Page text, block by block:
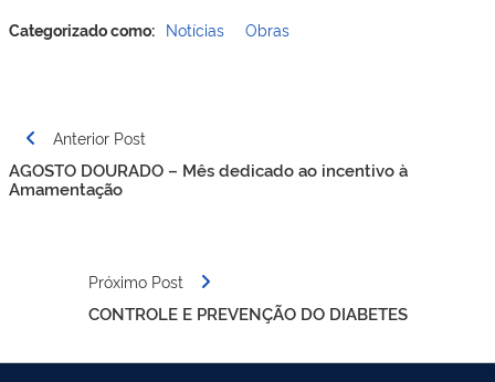
Categorizado como: Notícias Obras
Navegação
de
Post
Anterior Post
AGOSTO DOURADO – Mês dedicado ao incentivo à
Amamentação
Próximo Post
CONTROLE E PREVENÇÃO DO DIABETES